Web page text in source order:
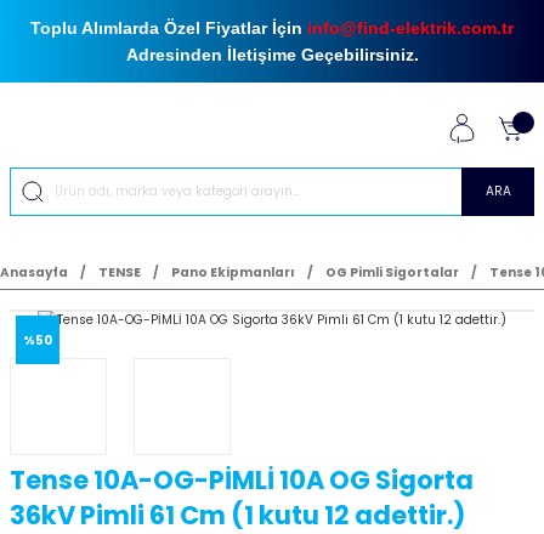
Toplu Alımlarda Özel Fiyatlar İçin info@find-elektrik.com.tr
Adresinden İletişime Geçebilirsiniz.
ARA
Anasayfa TENSE Pano Ekipmanları OG Pimli Sigortalar Tense
%50
Tense 10A-OG-PİMLİ 10A OG Sigorta
36kV Pimli 61 Cm (1 kutu 12 adettir.)